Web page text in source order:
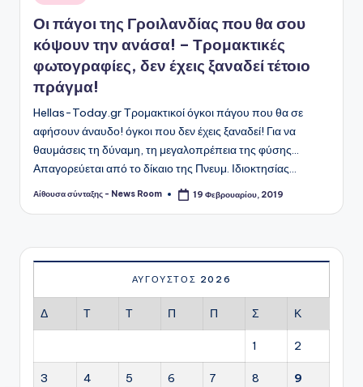
σε
Οι πάγοι της Γροιλανδίας που θα σου
κόψουν την ανάσα! – Τρομακτικές
φωτογραφίες, δεν έχεις ξαναδεί τέτοιο
πράγμα!
Hellas-Today.gr Τρομακτικοί όγκοι πάγου που θα σε
αφήσουν άναυδο! όγκοι που δεν έχεις ξαναδεί! Για να
θαυμάσεις τη δύναμη, τη μεγαλοπρέπεια της φύσης...
Απαγορεύεται από το δίκαιο της Πνευμ. Ιδιοκτησίας…
Συγγραφέας:
Αίθουσα σύνταξης - News Room 19 Φεβρουαρίου, 2019
ΑΎΓΟΥΣΤΟΣ 2026
Δ Τ Τ Π Π Σ Κ
1 2
3 4 5 6 7 8 9